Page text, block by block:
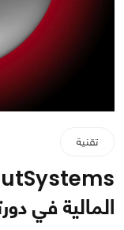
تقنية
المالية في